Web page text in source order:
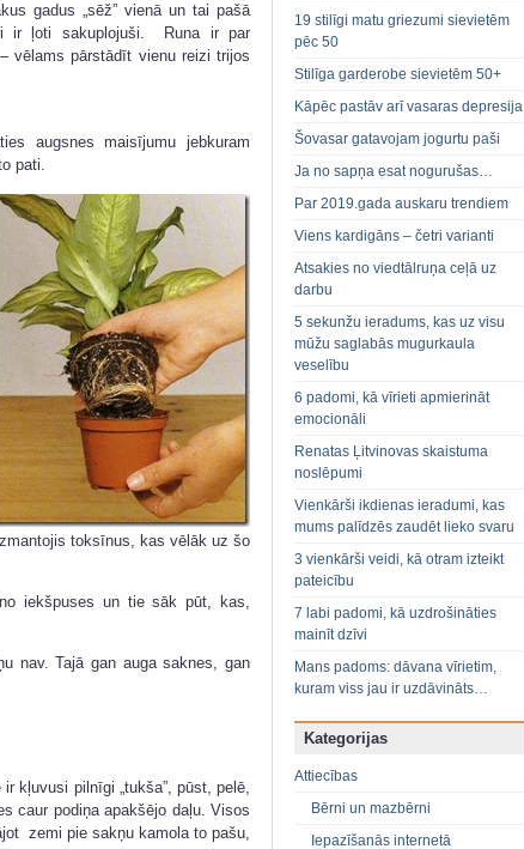
gadus „sēž” vienā un tai pašā
ir ļoti sakuplojuši. Runa ir par
vēlams pārstādīt vienu reizi trijos
augsnes maisījumu jebkuram
pati.
toksīnus, kas vēlāk uz šo
iekšpuses un tie sāk pūt, kas,
nav. Tajā gan auga saknes, gan
kļuvusi pilnīgi „tukša”, pūst, pelē,
caur podiņa apakšējo daļu. Visos
zemi pie sakņu kamola to pašu,
19 stilīgi matu griezumi sievietēm
pēc 50
Stilīga garderobe sievietēm 50+
Kāpēc pastāv arī vasaras depresija
Šovasar gatavojam jogurtu paši
Ja no sapņa esat nogurušas…
Par 2019.gada auskaru trendiem
Viens kardigāns – četri varianti
Atsakies no viedtālruņa ceļā uz
darbu
5 sekunžu ieradums, kas uz visu
mūžu saglabās mugurkaula
veselību
6 padomi, kā vīrieti apmierināt
emocionāli
Renatas Ļitvinovas skaistuma
noslēpumi
Vienkārši ikdienas ieradumi, kas
mums palīdzēs zaudēt lieko svaru
3 vienkārši veidi, kā otram izteikt
pateicību
7 labi padomi, kā uzdrošināties
mainīt dzīvi
Mans padoms: dāvana vīrietim,
kuram viss jau ir uzdāvināts…
Kategorijas
Attiecības
Bērni un mazbērni
Iepazīšanās internetā